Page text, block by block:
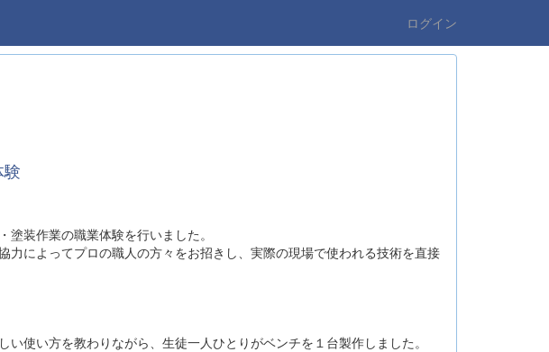
ログイン
装作業の職業体験を行いました。
によってプロの職人の方々をお招きし、実際の現場で使われる技術を直接
使い方を教わりながら、生徒一人ひとりがベンチを１台製作しました。